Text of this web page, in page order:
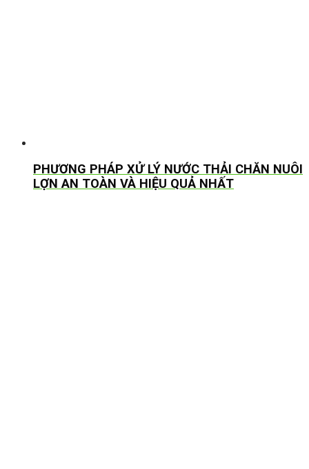
PHƯƠNG PHÁP XỬ LÝ NƯỚC THẢI CHĂN NUÔI
LỢN AN TOÀN VÀ HIỆU QUẢ NHẤT